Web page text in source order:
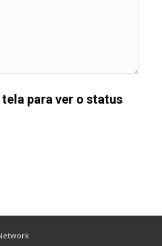
para ver o status